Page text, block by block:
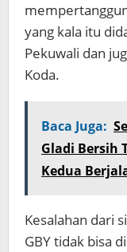
yang kala itu
Pekuwali dan
Koda.
Baca Juga:
Gladi Bersih
Kedua
Kesalahan dari
GBY tidak bisa